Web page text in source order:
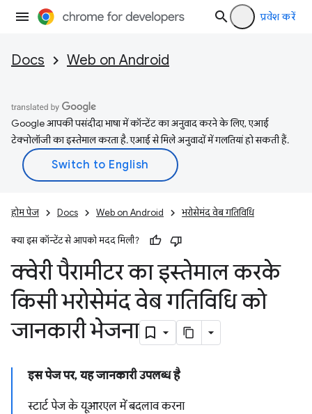
प्रवेश करें
Docs Web on Android
Google आपकी पसंदीदा भाषा में कॉन्टेंट का अनुवाद करने के लिए, एआई
टेक्नोलॉजी का इस्तेमाल करता है. एआई से मिले अनुवादों में गलतियां हो सकती हैं.
होम पेज Docs Web on Android भरोसेमंद वेब गतिविधि
क्या इस कॉन्टेंट से आपको मदद मिली?
क्वेरी पैरामीटर का इस्तेमाल करके
किसी भरोसेमंद वेब गतिविधि को
जानकारी भेजना
इस पेज पर, यह जानकारी उपलब्ध है
स्टार्ट पेज के यूआरएल में बदलाव करना